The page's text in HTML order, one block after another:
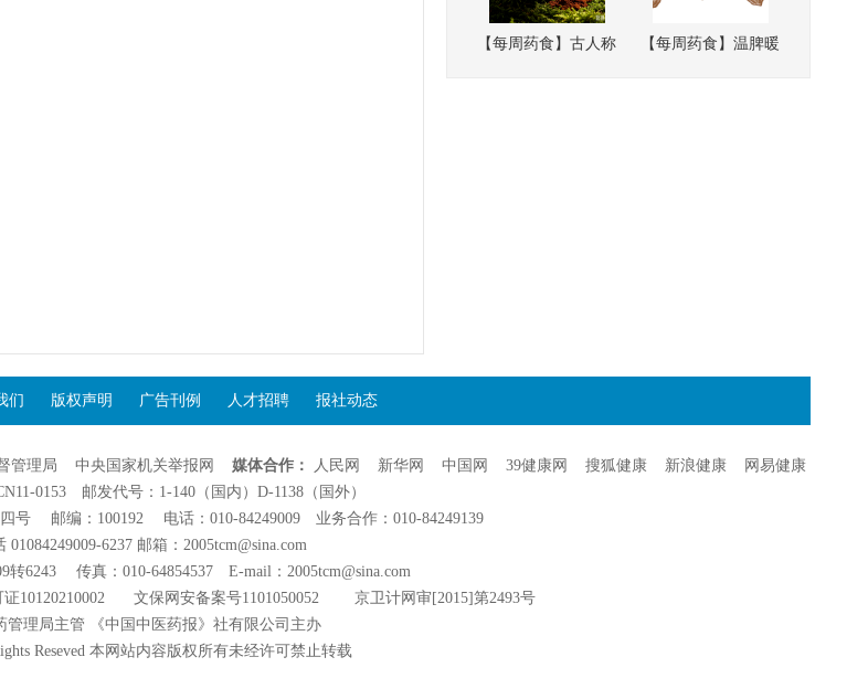
【每周药食】古人称
【每周药食】温脾暖
们 版权声明 广告刊例 人才招聘 报社动态
管理局 中央国家机关举报网 媒体合作： 人民网 新华网 中国网 39健康网 搜狐健康 新浪健康
网易健康
0153 邮发代号：1-140（国内）D-1138（国外）
号 邮编：100192 电话：010-84249009 业务合作：010-84249139
01084249009-6237 邮箱：2005tcm@sina.com
转6243 传真：010-64854537 E-mail：2005tcm@sina.com
10120210002文保网安备案号1101050052 京卫计网审[2015]第2493号
管理局主管 《中国中医药报》社有限公司主办
Reseved 本网站内容版权所有未经许可禁止转载